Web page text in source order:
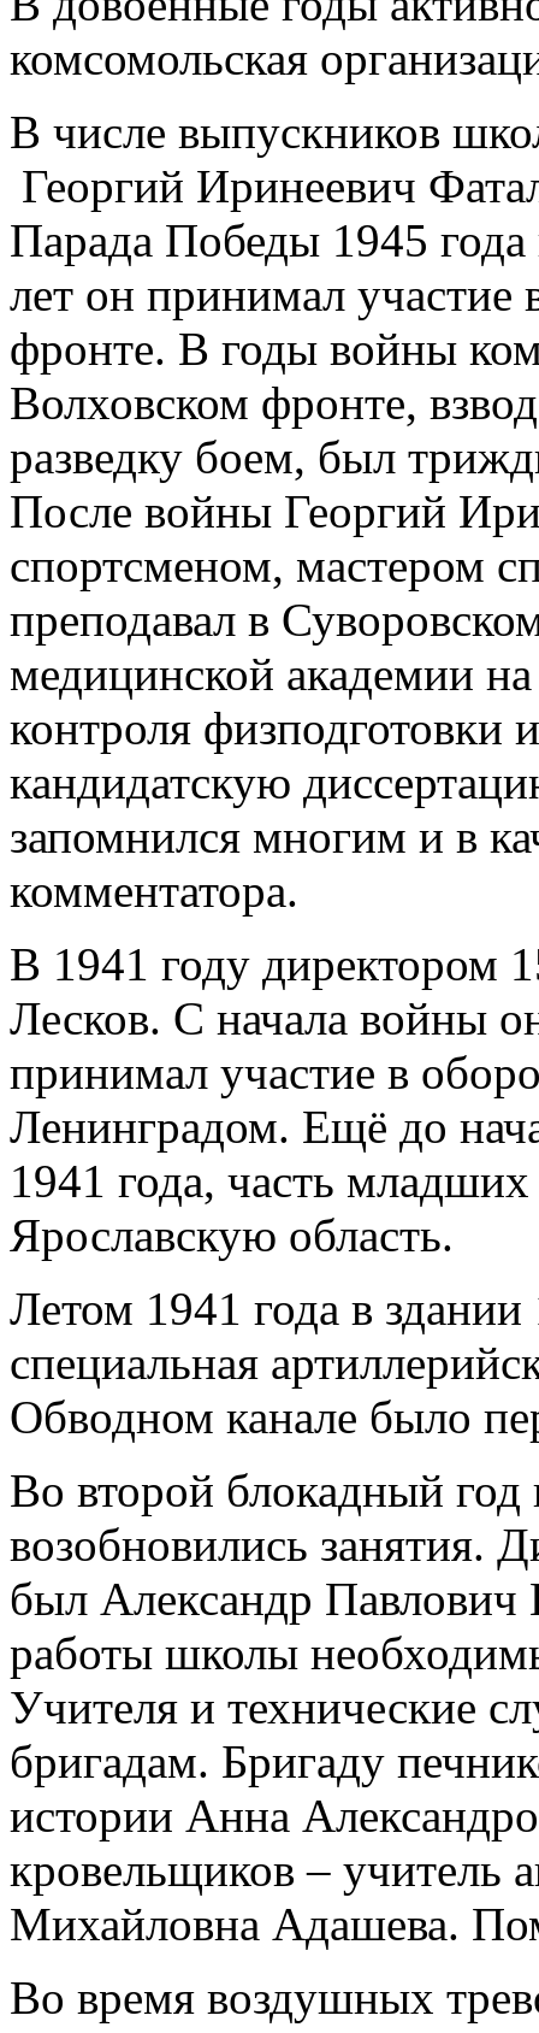
комсомольская
В числе выпускников
Георгий Иринеевич
Парада Победы 1945
лет он принимал участие
фронте. В годы войны
Волховском фронте,
разведку боем, был
После войны Георгий
спортсменом, мастером
преподавал в
медицинской академии
контроля физподготовки
кандидатскую
запомнился многим и в
комментатора.
В 1941 году директором
Лесков. С начала войны
принимал участие в
Ленинградом. Ещё до
1941 года, часть
Ярославскую область.
Летом 1941 года в
специальная
Обводном канале было
Во второй блокадный год
возобновились занятия.
был Александр
работы школы
Учителя и технические
бригадам. Бригаду
истории Анна
кровельщиков – учитель
Михайловна Адашева.
Во время воздушных